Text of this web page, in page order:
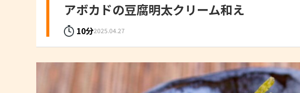
アボカドの豆腐明太クリーム和え
10分2025.04.27